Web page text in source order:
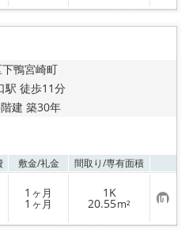
に
入
鴨宮崎町
駅 徒歩11分
建 築30年
敷金/礼金 間取り/専有面積
1 ヶ月
1 ヶ月
1K
20.55m² お
気
に